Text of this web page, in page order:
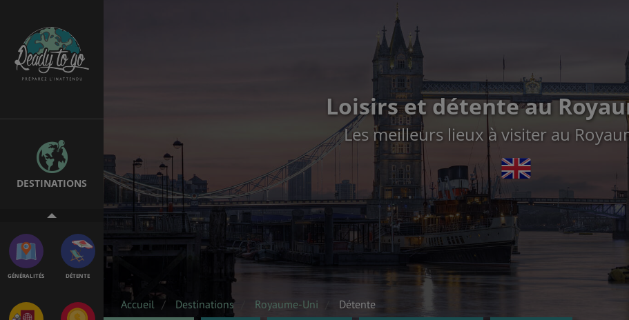
DESTINATIONS
EMPLOIS &
STAGES
BONS PLANS
GÉNÉRALITÉS DÉTENTE
Loisirs et détente au
Les meilleurs lieux à visiter au
Accueil Destinations Royaume-Uni
Détente